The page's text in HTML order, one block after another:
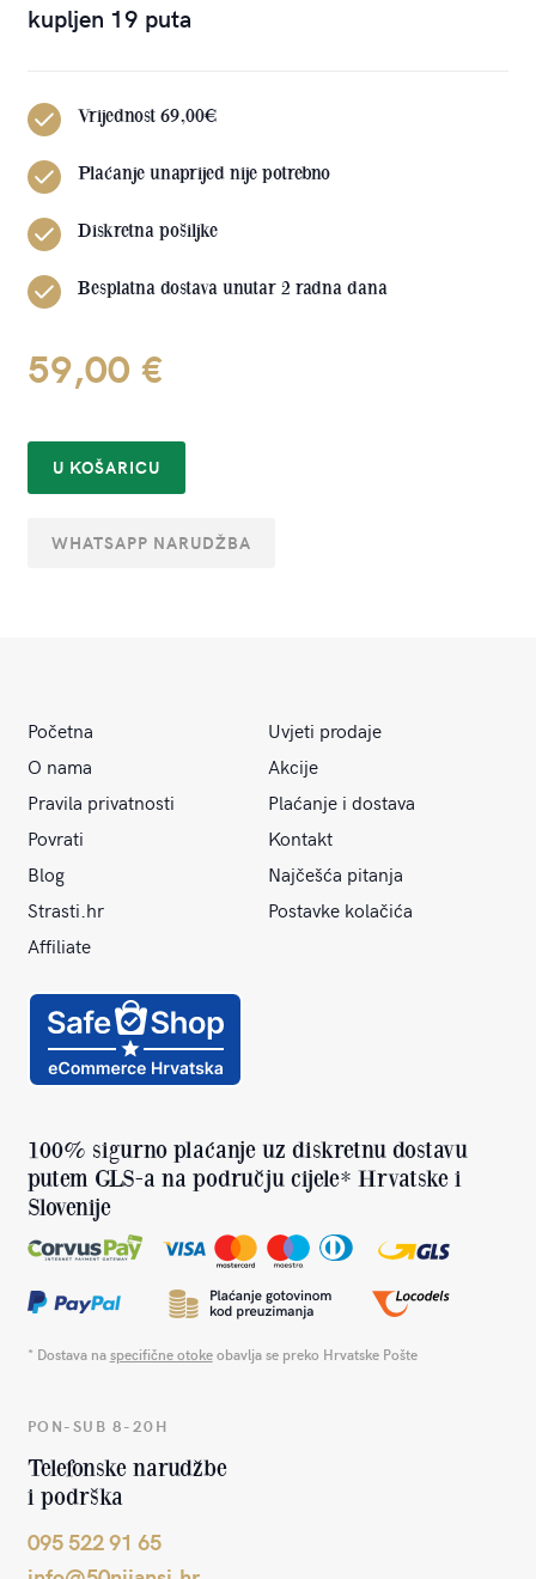
kupljen 19 puta
Vrijednost 69,00€
Plaćanje unaprijed nije potrebno
Diskretna pošiljke
Besplatna dostava unutar 2 radna dana
59,00 €
U KOŠARICU
WHATSAPP NARUDŽBA
Početna
Uvjeti prodaje
O nama
Akcije
Pravila privatnosti
Plaćanje i dostava
Povrati
Kontakt
Blog
Najčešća pitanja
Strasti.hr
Postavke kolačića
Affiliate
100% sigurno plaćanje uz diskretnu dostavu
putem GLS-a na području cijele* Hrvatske i
Slovenije
* Dostava naspecifične otokeobavlja se preko Hrvatske Pošte
PON-SUB 8-20H
Telefonske narudžbe
i podrška
095 522 91 65